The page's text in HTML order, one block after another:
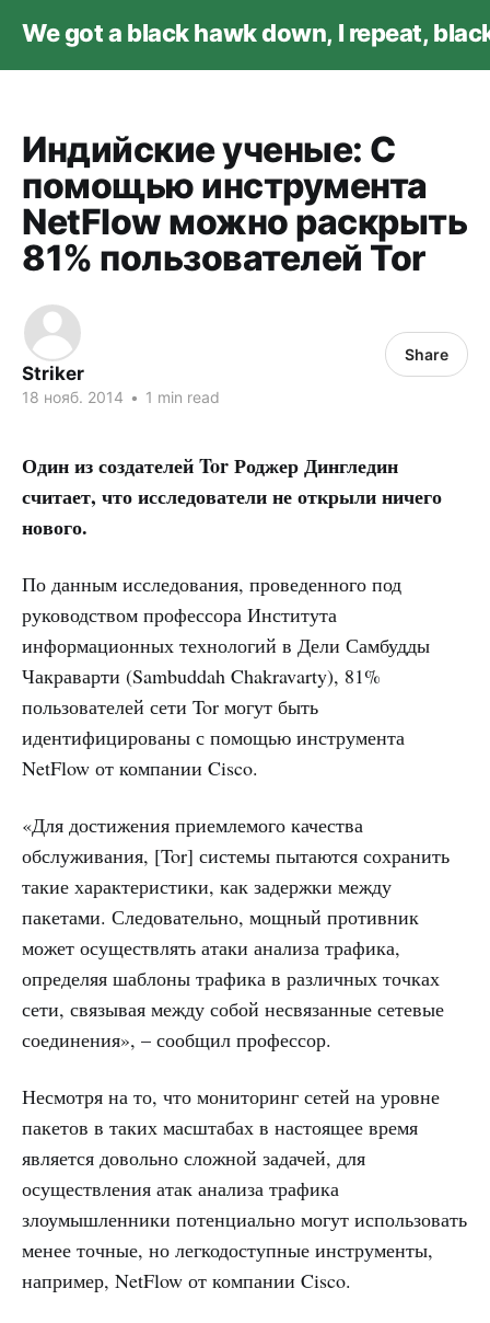
We got a black hawk down, I repeat,
Индийские ученые: С
помощью инструмента
NetFlow можно раскрыть
81% пользователей Tor
Striker
18 нояб. 2014 • 1 min read
Share
Один из создателей Tor Роджер Дингледин
считает, что исследователи не открыли ничего
нового.
По данным исследования, проведенного под
руководством профессора Института
информационных технологий в Дели Самбудды
Чакраварти (Sambuddah Chakravarty), 81%
пользователей сети Tor могут быть
идентифицированы с помощью инструмента
NetFlow от компании Cisco.
«Для достижения приемлемого качества
обслуживания, [Tor] системы пытаются сохранить
такие характеристики, как задержки между
пакетами. Следовательно, мощный противник
может осуществлять атаки анализа трафика,
определяя шаблоны трафика в различных точках
сети, связывая между собой несвязанные сетевые
соединения», – сообщил профессор.
Несмотря на то, что мониторинг сетей на уровне
пакетов в таких масштабах в настоящее время
является довольно сложной задачей, для
осуществления атак анализа трафика
злоумышленники потенциально могут использовать
менее точные, но легкодоступные инструменты,
например, NetFlow от компании Cisco.